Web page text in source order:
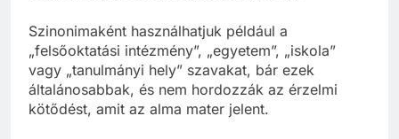
Szinonimaként használhatjuk például a
„felsőoktatási intézmény”, „egyetem”, „iskola”
vagy „tanulmányi hely” szavakat, bár ezek
általánosabbak, és nem hordozzák az érzelmi
kötődést, amit az alma mater jelent.